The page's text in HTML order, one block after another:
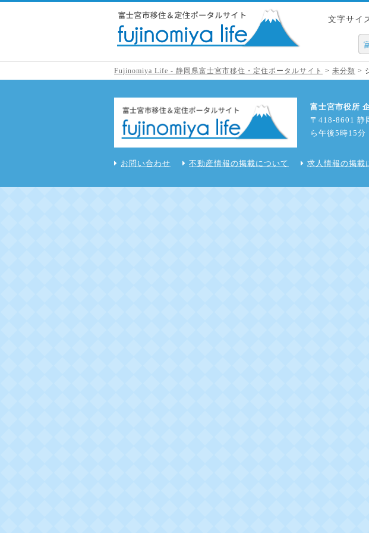
文字サイ
Fujinomiya Life - 静岡県富士宮市移住・定住ポータルサイト > 未分類 >
富士宮市役所
〒418-8601 静
ら午後5時15
お問い合わせ 不動産情報の掲載について 求人情報の掲載